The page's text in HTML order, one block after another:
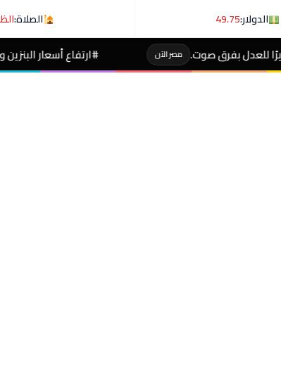
الدولار:49.75 الصلاة:
مصر الآن #ارتفاع أسعار البنزين والسولار عالميا